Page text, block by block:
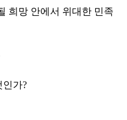
희망 안에서 위대한 민족
인가?
치북5
치북5